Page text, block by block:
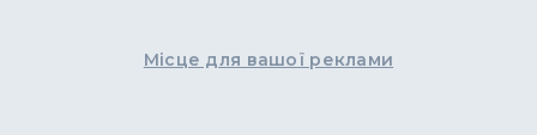
Місце для вашої реклами